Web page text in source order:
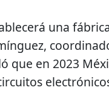
una
que en 2023